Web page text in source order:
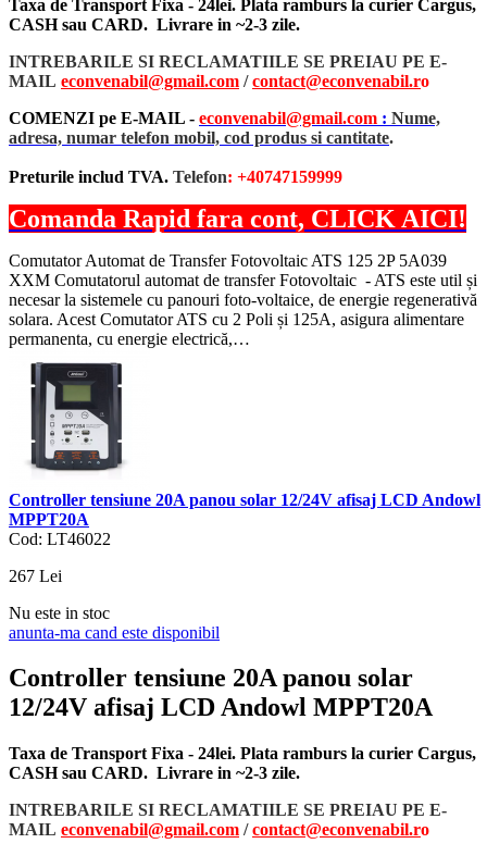
Taxa de Transport Fixa - 24lei. Plata ramburs la curier Cargus,
CASH sau CARD. Livrare in ~2-3 zile.
INTREBARILE SI RECLAMATIILE SE PREIAU PE E-
MAIL econvenabil@gmail.com /contact@econvenabil.ro
COMENZI pe E-MAIL - econvenabil@gmail.com : Nume,
adresa, numar telefon mobil, cod produs si cantitate.
Preturile includ TVA. Telefon: +40747159999
Comanda Rapid fara cont, CLICK AICI!
Comutator Automat de Transfer Fotovoltaic ATS 125 2P 5A039
XXM Comutatorul automat de transfer Fotovoltaic - ATS este util și
necesar la sistemele cu panouri foto-voltaice, de energie regenerativă
solara. Acest Comutator ATS cu 2 Poli și 125A, asigura alimentare
permanenta, cu energie electrică,…
Controller tensiune 20A panou solar 12/24V afisaj LCD Andowl
MPPT20A
Cod: LT46022
267 Lei
Nu este in stoc
anunta-ma cand este disponibil
Controller tensiune 20A panou solar
12/24V afisaj LCD Andowl MPPT20A
Taxa de Transport Fixa - 24lei. Plata ramburs la curier Cargus,
CASH sau CARD. Livrare in ~2-3 zile.
INTREBARILE SI RECLAMATIILE SE PREIAU PE E-
MAIL econvenabil@gmail.com /contact@econvenabil.ro